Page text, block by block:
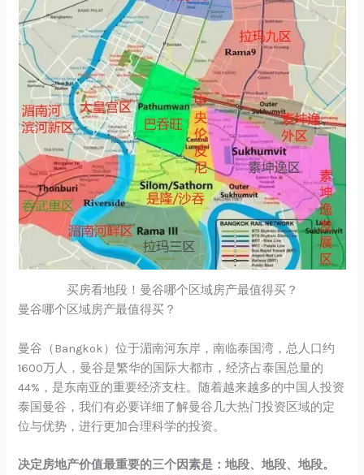
买房看地段！曼谷哪个区域房产最值得买？
曼谷哪个区域房产最值得买？
曼谷（Bangkok）位于湄南河东岸，南临泰国湾，总人口约
1600万人，曼谷是繁华的国际大都市，经济占泰国总量的
44%，是东南亚的重要经济支柱。随着越来越多的中国人投资
泰国曼谷，我们有必要详细了解曼谷几大热门投资区域的定
位与优势，进行更加合理科学的投资。
决定房地产价值最重要的三个因素是：地段、地段、地段。